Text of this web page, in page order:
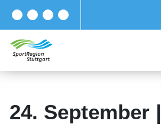
24. September |